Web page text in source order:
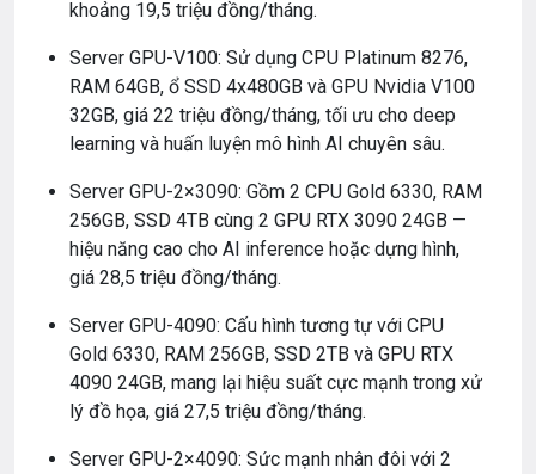
khoảng 19,5 triệu đồng/tháng.
Server GPU-V100: Sử dụng CPU Platinum 8276,
RAM 64GB, ổ SSD 4x480GB và GPU Nvidia V100
32GB, giá 22 triệu đồng/tháng, tối ưu cho deep
learning và huấn luyện mô hình AI chuyên sâu.
Server GPU-2×3090: Gồm 2 CPU Gold 6330, RAM
256GB, SSD 4TB cùng 2 GPU RTX 3090 24GB —
hiệu năng cao cho AI inference hoặc dựng hình,
giá 28,5 triệu đồng/tháng.
Server GPU-4090: Cấu hình tương tự với CPU
Gold 6330, RAM 256GB, SSD 2TB và GPU RTX
4090 24GB, mang lại hiệu suất cực mạnh trong xử
lý đồ họa, giá 27,5 triệu đồng/tháng.
Server GPU-2×4090: Sức mạnh nhân đôi với 2